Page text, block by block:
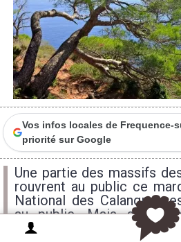
Vos infos locales de Frequence-
priorité sur Google
Une partie des massifs
rouvrent au public ce
National des Calanques
au public. Mais
fermés au public dans les